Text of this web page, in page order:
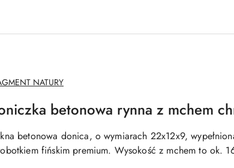
NATURY
betonowa rynna z mchem
betonowa donica, o wymiarach 22x12x9,
fińskim premium. Wysokość z mchem to ok.